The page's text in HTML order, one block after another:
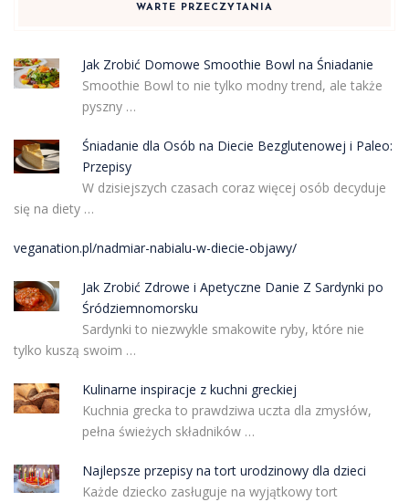
WARTE PRZECZYTANIA
Jak Zrobić Domowe Smoothie Bowl na Śniadanie
Smoothie Bowl to nie tylko modny trend, ale także
pyszny …
Śniadanie dla Osób na Diecie Bezglutenowej i Paleo:
Przepisy
W dzisiejszych czasach coraz więcej osób decyduje
się na diety …
veganation.pl/nadmiar-nabialu-w-diecie-objawy/
Jak Zrobić Zdrowe i Apetyczne Danie Z Sardynki po
Śródziemnomorsku
Sardynki to niezwykle smakowite ryby, które nie
tylko kuszą swoim …
Kulinarne inspiracje z kuchni greckiej
Kuchnia grecka to prawdziwa uczta dla zmysłów,
pełna świeżych składników …
Najlepsze przepisy na tort urodzinowy dla dzieci
Każde dziecko zasługuje na wyjątkowy tort